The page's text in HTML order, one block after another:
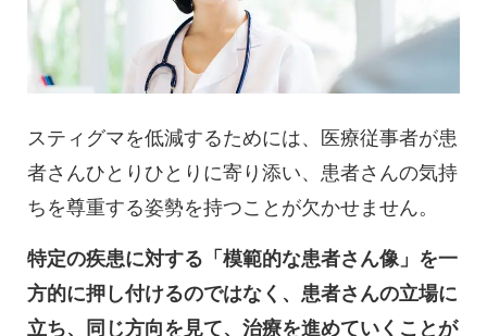
スティグマを低減するためには、医療従事者が患
者さんひとりひとりに寄り添い、患者さんの気持
ちを尊重する姿勢を持つことが欠かせません。
特定の疾患に対する「模範的な患者さん像」を一
方的に押し付けるのではなく、患者さんの立場に
立ち、同じ方向を見て、治療を進めていくことが